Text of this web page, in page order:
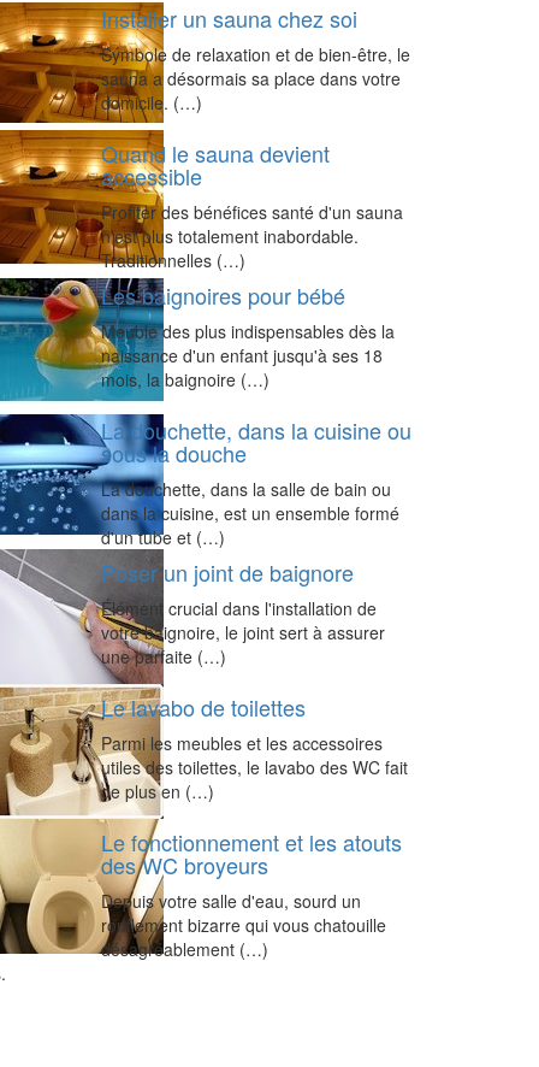
Installer un sauna chez soi
Symbole de relaxation et de bien-être, le
sauna a désormais sa place dans votre
domicile. (…)
Quand le sauna devient
accessible
Profiter des bénéfices santé d'un sauna
n'est plus totalement inabordable.
Traditionnelles (…)
Les baignoires pour bébé
Meuble des plus indispensables dès la
naissance d'un enfant jusqu'à ses 18
mois, la baignoire (…)
La douchette, dans la cuisine ou
sous la douche
La douchette, dans la salle de bain ou
dans la cuisine, est un ensemble formé
d'un tube et (…)
Poser un joint de baignore
Élément crucial dans l'installation de
votre baignoire, le joint sert à assurer
une parfaite (…)
Le lavabo de toilettes
Parmi les meubles et les accessoires
utiles des toilettes, le lavabo des WC fait
de plus en (…)
Le fonctionnement et les atouts
des WC broyeurs
Depuis votre salle d'eau, sourd un
ronflement bizarre qui vous chatouille
désagréablement (…)